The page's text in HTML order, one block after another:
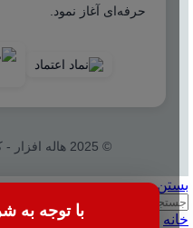
با توجه به
حرفه‌ای آغاز نمود.
© 2025 هاله افزار - کلیه حقوق محفوظ است.
بستن
خانه